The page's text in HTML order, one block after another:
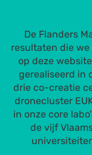
De Flanders
resultaten die we
op deze
gerealiseerd in
drie co-creatie
dronecluster
in onze core
de vijf